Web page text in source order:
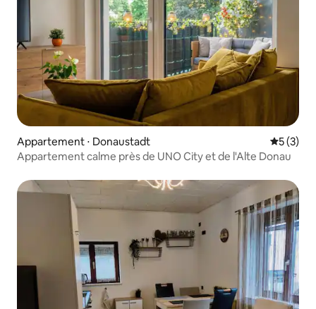
Appartement ⋅ Donaustadt
5 (3)
Appartement calme près de UNO City et de l'Alte Donau